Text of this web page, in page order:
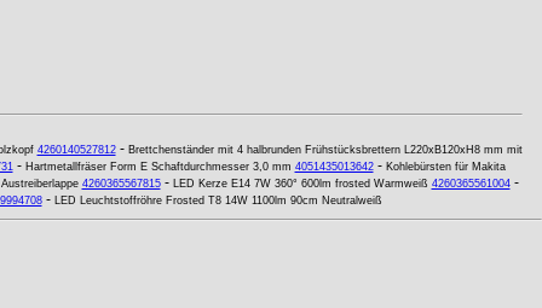
4260140527812- Brettchenständer mit 4 halbrunden Frühstücksbrettern L220xB120xH8 mm mit
- Hartmetallfräser Form E Schaftdurchmesser 3,0 mm 4051435013642- Kohlebürsten für Makita
4260365567815- LED Kerze E14 7W 360° 600lm frosted Warmweiß 4260365561004-
- LED Leuchtstoffröhre Frosted T8 14W 1100lm 90cm Neutralweiß